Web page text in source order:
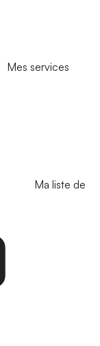
Mes services
Ma liste de